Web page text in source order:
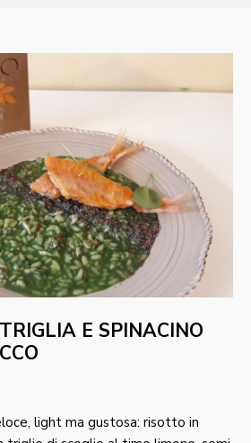
E SPINACINO
light ma gustosa: risotto in